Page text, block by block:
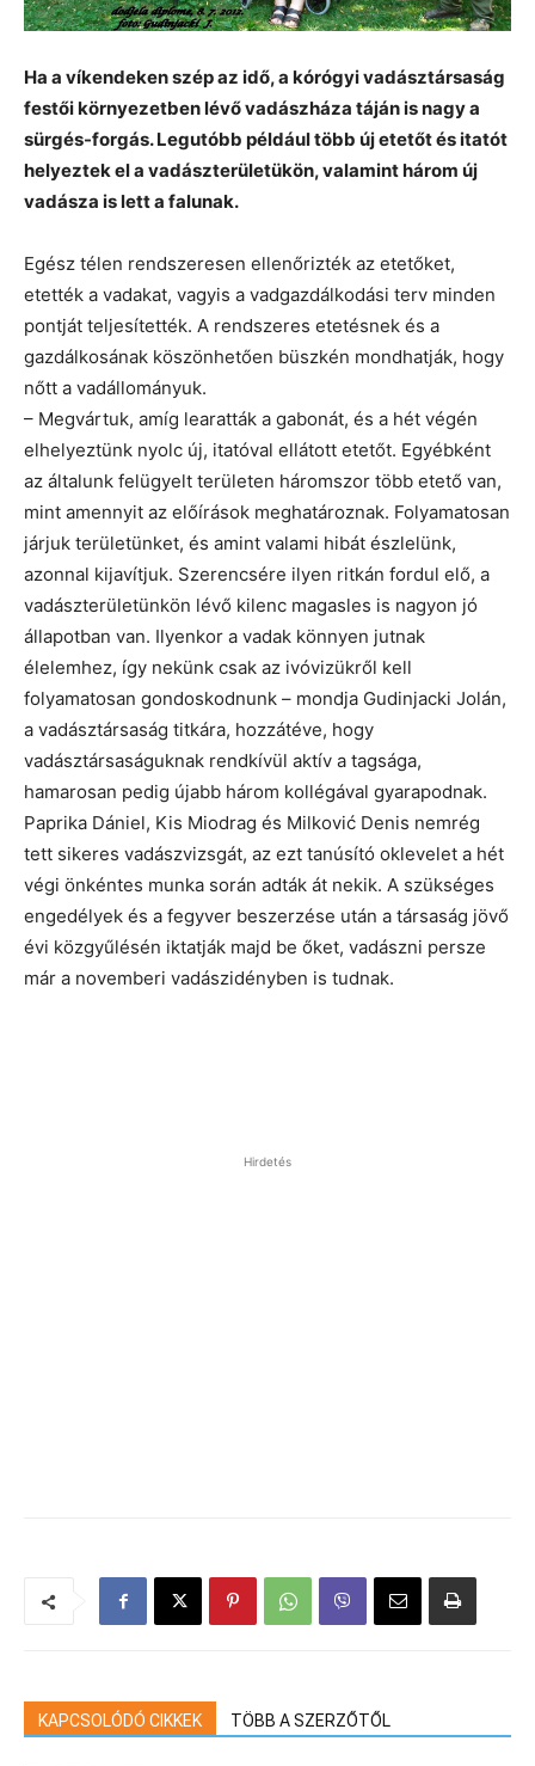
Ha a víkendeken szép az idő, a kórógyi vadásztársaság
festői környezetben lévő vadászháza táján is nagy a
sürgés-forgás. Legutóbb például több új etetőt és itatót
helyeztek el a vadászterületükön, valamint három új
vadásza is lett a falunak.
Egész télen rendszeresen ellenőrizték az etetőket,
etették a vadakat, vagyis a vadgazdálkodási terv minden
pontját teljesítették. A rendszeres etetésnek és a
gazdálkosának köszönhetően büszkén mondhatják, hogy
nőtt a vadállományuk.
– Megvártuk, amíg learatták a gabonát, és a hét végén
elhelyeztünk nyolc új, itatóval ellátott etetőt. Egyébként
az általunk felügyelt területen háromszor több etető van,
mint amennyit az előírások meghatároznak. Folyamatosan
járjuk területünket, és amint valami hibát észlelünk,
azonnal kijavítjuk. Szerencsére ilyen ritkán fordul elő, a
vadászterületünkön lévő kilenc magasles is nagyon jó
állapotban van. Ilyenkor a vadak könnyen jutnak
élelemhez, így nekünk csak az ivóvizükről kell
folyamatosan gondoskodnunk – mondja Gudinjacki Jolán,
a vadásztársaság titkára, hozzátéve, hogy
vadásztársaságuknak rendkívül aktív a tagsága,
hamarosan pedig újabb három kollégával gyarapodnak.
Paprika Dániel, Kis Miodrag és Milković Denis nemrég
tett sikeres vadászvizsgát, az ezt tanúsító oklevelet a hét
végi önkéntes munka során adták át nekik. A szükséges
engedélyek és a fegyver beszerzése után a társaság jövő
évi közgyűlésén iktatják majd be őket, vadászni persze
már a novemberi vadászidényben is tudnak.
Hirdetés
KAPCSOLÓDÓ CIKKEK TÖBB A SZERZŐTŐL